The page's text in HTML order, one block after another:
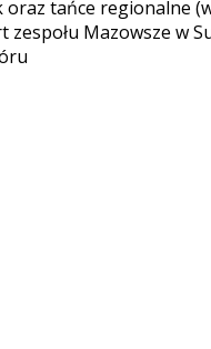
tańce regionalne
Mazowsze w